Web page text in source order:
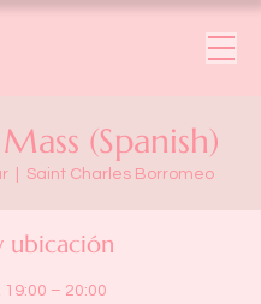
(Spanish)
Saint Charles Borromeo
ubicación
– 20:00